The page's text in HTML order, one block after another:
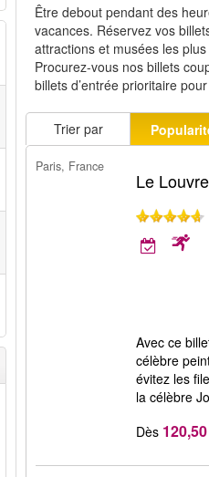
Être debout pendant des
vacances. Réservez vos
attractions et musées les
Procurez-vous nos billets
billets d’entrée prioritaire
Trier par
Paris, France
Le
Avec ce
célèbre
évitez les
la célèbre
Dès